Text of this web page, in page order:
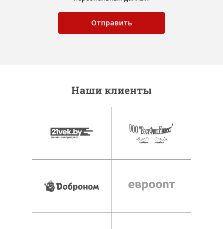
Наши клиенты